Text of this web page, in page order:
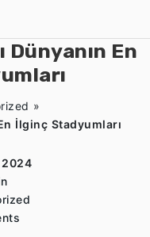
En
»
İlginç Stadyumları
2024